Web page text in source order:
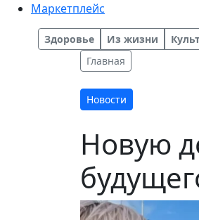
Маркетплейс
Здоровье Из жизни
Главная
Новости
Новую